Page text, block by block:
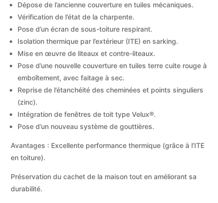
Dépose de l’ancienne couverture en tuiles mécaniques.
Vérification de l’état de la charpente.
Pose d’un écran de sous-toiture respirant.
Isolation thermique par l’extérieur (ITE) en sarking.
Mise en œuvre de liteaux et contre-liteaux.
Pose d’une nouvelle couverture en tuiles terre cuite rouge à
emboîtement, avec faitage à sec.
Reprise de l’étanchéité des cheminées et points singuliers
(zinc).
Intégration de fenêtres de toit type Velux®.
Pose d’un nouveau système de gouttières.
Avantages : Excellente performance thermique (grâce à l’ITE
en toiture).
Préservation du cachet de la maison tout en améliorant sa
durabilité.